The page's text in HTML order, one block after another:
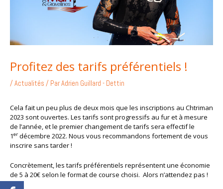
Profitez des tarifs préférentiels !
/Actualités / ParAdrien Guillard - Dettin
Cela fait un peu plus de deux mois que les inscriptions au Chtriman
2023 sont ouvertes. Les tarifs sont progressifs au fur et à mesure
de l’année, et le premier changement de tarifs sera effectif le
1er décembre 2022. Nous vous recommandons fortement de vous
inscrire sans tarder !
Concrètement, les tarifs préférentiels représentent une économie
de 5 à 20€ selon le format de course choisi. Alors n’attendez pas !